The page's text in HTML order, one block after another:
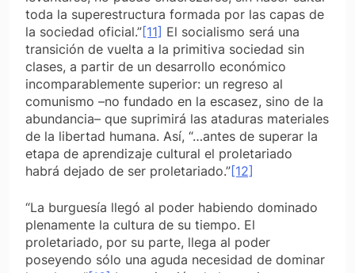
toda la superestructura formada por las capas de
la sociedad oficial.”[11] El socialismo será una
transición de vuelta a la primitiva sociedad sin
clases, a partir de un desarrollo económico
incomparablemente superior: un regreso al
comunismo –no fundado en la escasez, sino de la
abundancia– que suprimirá las ataduras materiales
de la libertad humana. Así, “…antes de superar la
etapa de aprendizaje cultural el proletariado
habrá dejado de ser proletariado.”[12]
“La burguesía llegó al poder habiendo dominado
plenamente la cultura de su tiempo. El
proletariado, por su parte, llega al poder
poseyendo sólo una aguda necesidad de dominar